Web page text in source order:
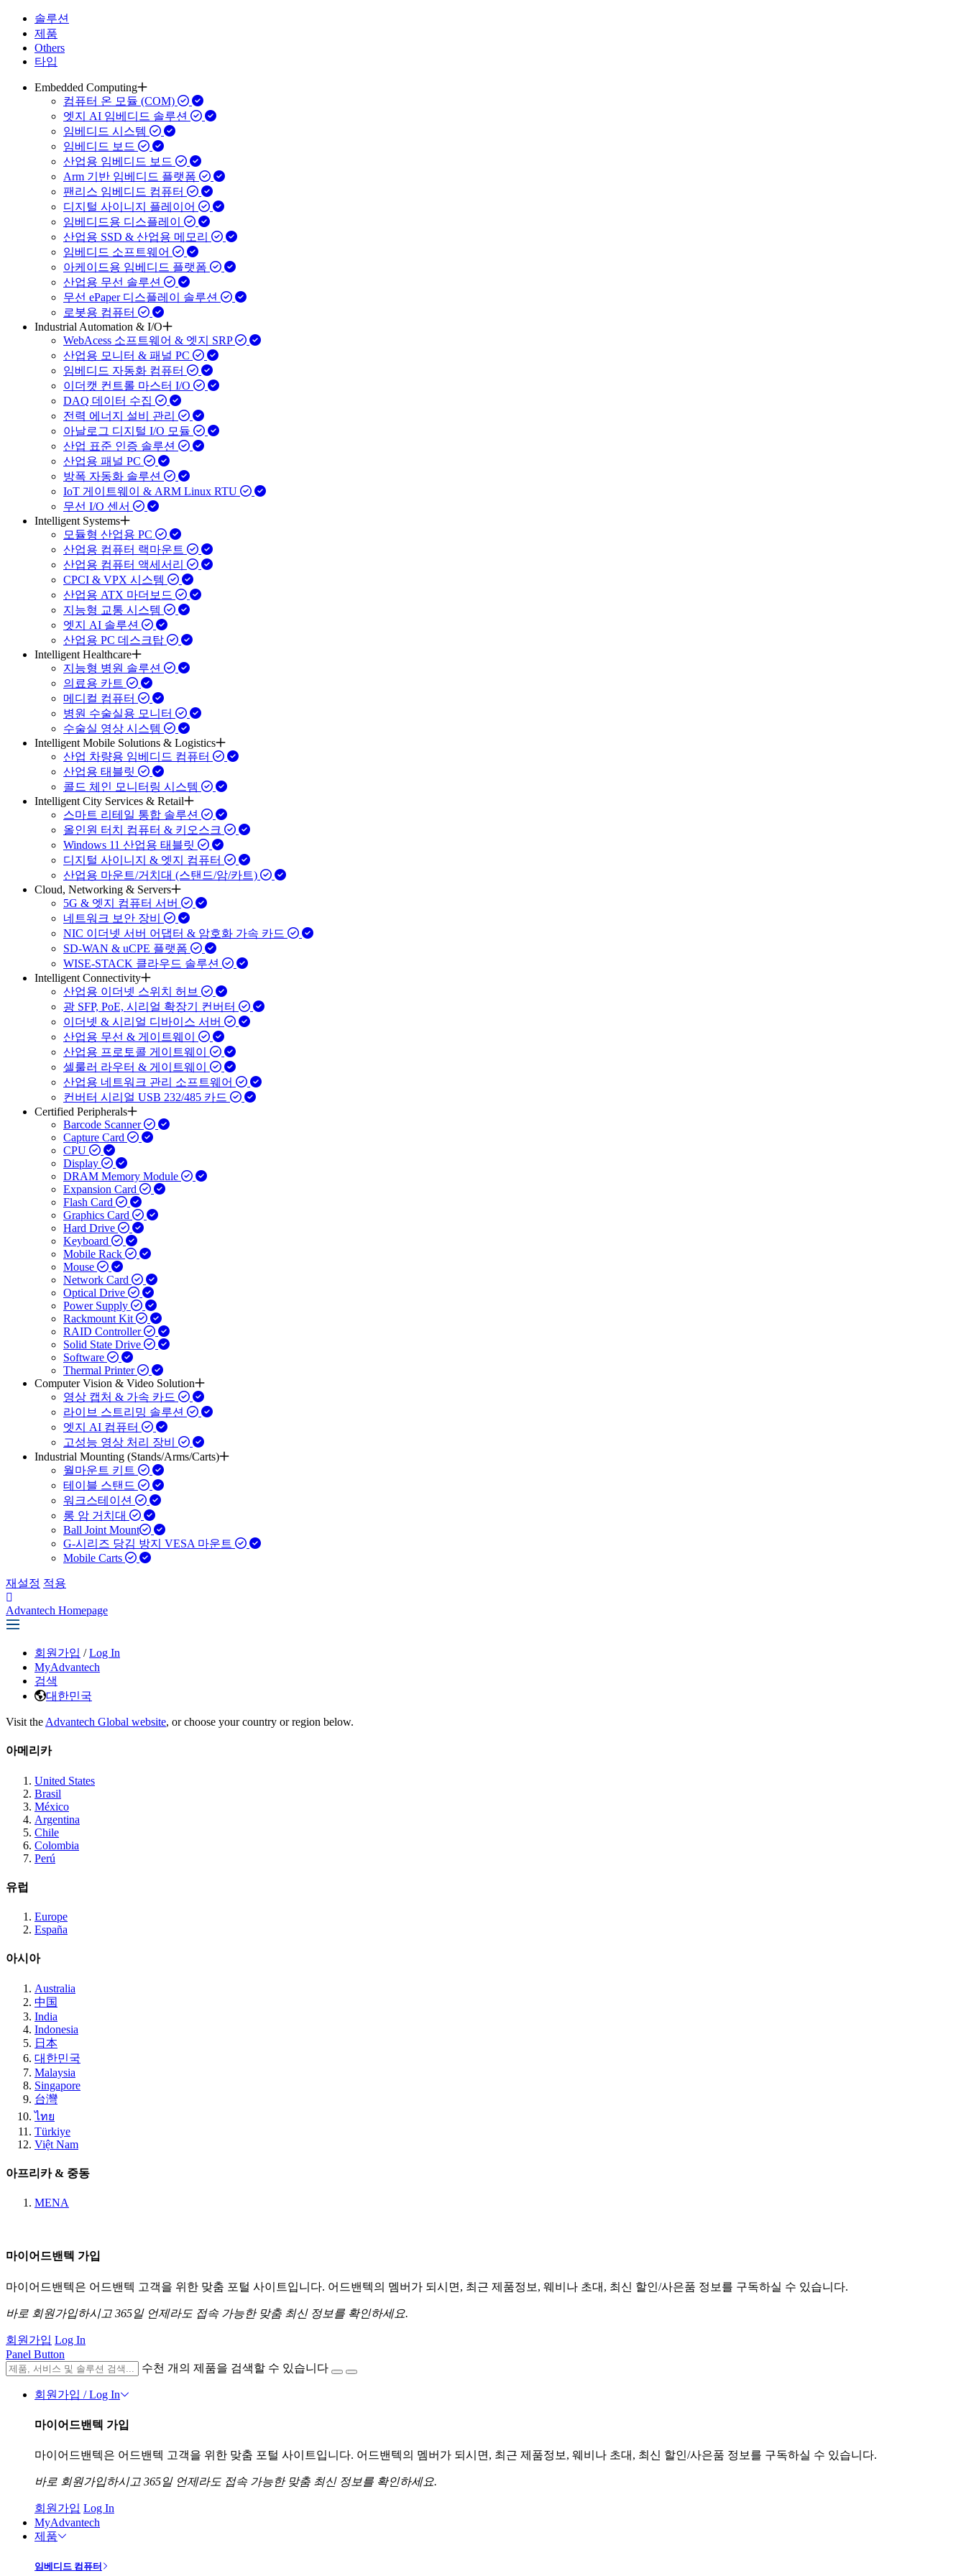
솔루션
제품
Others
타입
Embedded Computing
컴퓨터 온 모듈 (COM)
엣지 AI 임베디드 솔루션
임베디드 시스템
임베디드 보드
산업용 임베디드 보드
Arm 기반 임베디드 플랫폼
팬리스 임베디드 컴퓨터
디지털 사이니지 플레이어
임베디드용 디스플레이
산업용 SSD & 산업용 메모리
임베디드 소프트웨어
아케이드용 임베디드 플랫폼
산업용 무선 솔루션
무선 ePaper 디스플레이 솔루션
로봇용 컴퓨터
Industrial Automation & I/O
WebAcess 소프트웨어 & 엣지 SRP
산업용 모니터 & 패널 PC
임베디드 자동화 컴퓨터
이더캣 컨트롤 마스터 I/O
DAQ 데이터 수집
전력 에너지 설비 관리
아날로그 디지털 I/O 모듈
산업 표준 인증 솔루션
산업용 패널 PC
방폭 자동화 솔루션
IoT 게이트웨이 & ARM Linux RTU
무선 I/O 센서
Intelligent Systems
모듈형 산업용 PC
산업용 컴퓨터 랙마운트
산업용 컴퓨터 액세서리
CPCI & VPX 시스템
산업용 ATX 마더보드
지능형 교통 시스템
엣지 AI 솔루션
산업용 PC 데스크탑
Intelligent Healthcare
지능형 병원 솔루션
의료용 카트
메디컬 컴퓨터
병원 수술실용 모니터
수술실 영상 시스템
Intelligent Mobile Solutions & Logistics
산업 차량용 임베디드 컴퓨터
산업용 태블릿
콜드 체인 모니터링 시스템
Intelligent City Services & Retail
스마트 리테일 통합 솔루션
올인원 터치 컴퓨터 & 키오스크
Windows 11 산업용 태블릿
디지털 사이니지 & 엣지 컴퓨터
산업용 마운트/거치대 (스탠드/암/카트)
Cloud, Networking & Servers
5G & 엣지 컴퓨터 서버
네트워크 보안 장비
NIC 이더넷 서버 어댑터 & 암호화 가속 카드
SD-WAN & uCPE 플랫폼
WISE-STACK 클라우드 솔루션
Intelligent Connectivity
산업용 이더넷 스위치 허브
광 SFP, PoE, 시리얼 확장기 컨버터
이더넷 & 시리얼 디바이스 서버
산업용 무선 & 게이트웨이
산업용 프로토콜 게이트웨이
셀룰러 라우터 & 게이트웨이
산업용 네트워크 관리 소프트웨어
컨버터 시리얼 USB 232/485 카드
Certified Peripherals
Barcode Scanner
Capture Card
CPU
Display
DRAM Memory Module
Expansion Card
Flash Card
Graphics Card
Hard Drive
Keyboard
Mobile Rack
Mouse
Network Card
Optical Drive
Power Supply
Rackmount Kit
RAID Controller
Solid State Drive
Software
Thermal Printer
Computer Vision & Video Solution
영상 캡처 & 가속 카드
라이브 스트리밍 솔루션
엣지 AI 컴퓨터
고성능 영상 처리 장비
Industrial Mounting (Stands/Arms/Carts)
월마운트 키트
테이블 스탠드
워크스테이션
롱 암 거치대
Ball Joint Mount​
G-시리즈 당김 방지 VESA 마운트
Mobile Carts
재설정 적용
Advantech Homepage
회원가입 / Log In
MyAdvantech
검색
대한민국
Visit the Advantech Global website, or choose your country or region below.
아메리카
United States
Brasil
México
Argentina
Chile
Colombia
Perú
유럽
Europe
España
아시아
Australia
中国
India
Indonesia
日本
대한민국
Malaysia
Singapore
台灣
ไทย
Türkiye
Việt Nam
아프리카 & 중동
MENA
마이어드밴텍 가입
마이어드밴텍은 어드밴텍 고객을 위한 맞춤 포털 사이트입니다. 어드밴텍의 멤버가 되시면, 최근 제품정보, 웨비나 초대, 최신 할인/사은품 정보를 구독하실 수 있습니다.
바로 회원가입하시고 365일 언제라도 접속 가능한 맞춤 최신 정보를 확인하세요.
회원가입 Log In
Panel Button
수천 개의 제품을 검색할 수 있습니다
회원가입 / Log In
마이어드밴텍 가입
마이어드밴텍은 어드밴텍 고객을 위한 맞춤 포털 사이트입니다. 어드밴텍의 멤버가 되시면, 최근 제품정보, 웨비나 초대, 최신 할인/사은품 정보를 구독하실 수 있습니다.
바로 회원가입하시고 365일 언제라도 접속 가능한 맞춤 최신 정보를 확인하세요.
회원가입 Log In
MyAdvantech
제품
임베디드 컴퓨터